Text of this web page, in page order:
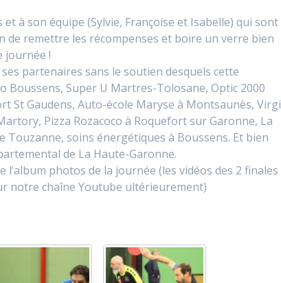
à son équipe (Sylvie, Françoise et Isabelle) qui sont
de remettre les récompenses et boire un verre bien
journée !
partenaires sans le soutien desquels cette
Boussens, Super U Martres-Tolosane, Optic 2000
St Gaudens, Auto-école Maryse à Montsaunès,
Pizza Rozacoco à Roquefort sur Garonne, La
soins énergétiques à Boussens. Et bien
de La Haute-Garonne.
photos de la journée (les vidéos des 2 finales
notre chaîne Youtube ultérieurement)